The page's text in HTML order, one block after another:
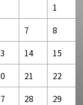
1
7
8
14
15
21
22
28
29